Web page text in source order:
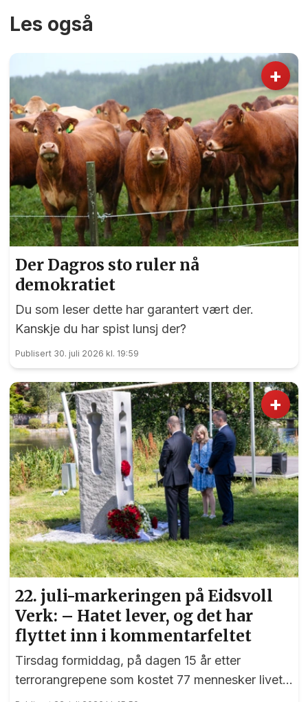
Les også
+
Der Dagros sto ruler nå
demokratiet
Du som leser dette har garantert vært der.
Kanskje du har spist lunsj der?
Publisert 30. juli 2026 kl. 19:59
+
22. juli-markeringen på Eidsvoll
Verk: – Hatet lever, og det har
flyttet inn i kommentarfeltet
Tirsdag formiddag, på dagen 15 år etter
terrorangrepene som kostet 77 mennesker livet,
var det en sterk markering ved 22. juli-